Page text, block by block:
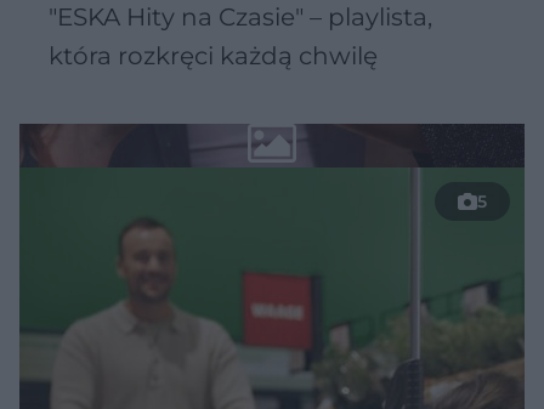
"ESKA Hity na Czasie" – playlista,
która rozkręci każdą chwilę
5